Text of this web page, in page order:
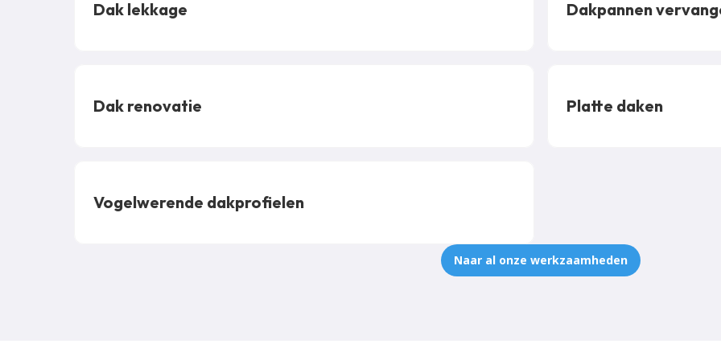
Dak lekkage Dakpannen
Dak renovatie Platte daken
Vogelwerende dakprofielen
Naar al onze werkzaamheden